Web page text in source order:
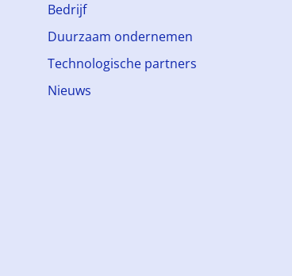
Bedrijf
Duurzaam ondernemen
Technologische partners
Nieuws